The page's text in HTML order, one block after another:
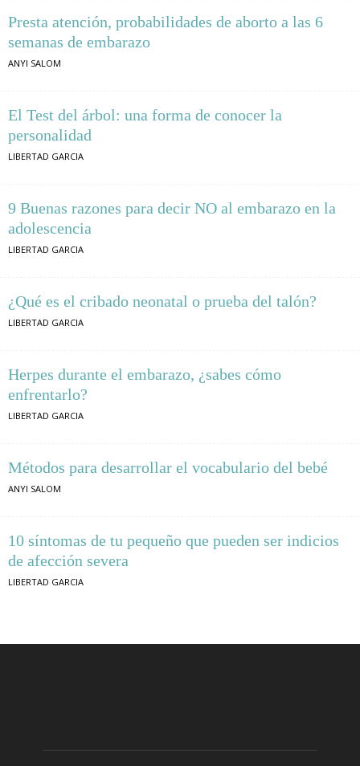
Presta atención, probabilidades de aborto a las 6
semanas de embarazo
ANYI SALOM
El Test del árbol: una forma de conocer la
personalidad
LIBERTAD GARCIA
9 Buenas razones para decir NO al embarazo en la
adolescencia
LIBERTAD GARCIA
¿Qué es el cribado neonatal o prueba del talón?
LIBERTAD GARCIA
Herpes durante el embarazo, ¿sabes cómo
enfrentarlo?
LIBERTAD GARCIA
Métodos para desarrollar el vocabulario del bebé
ANYI SALOM
10 síntomas de tu pequeño que pueden ser indicios
de afección severa
LIBERTAD GARCIA